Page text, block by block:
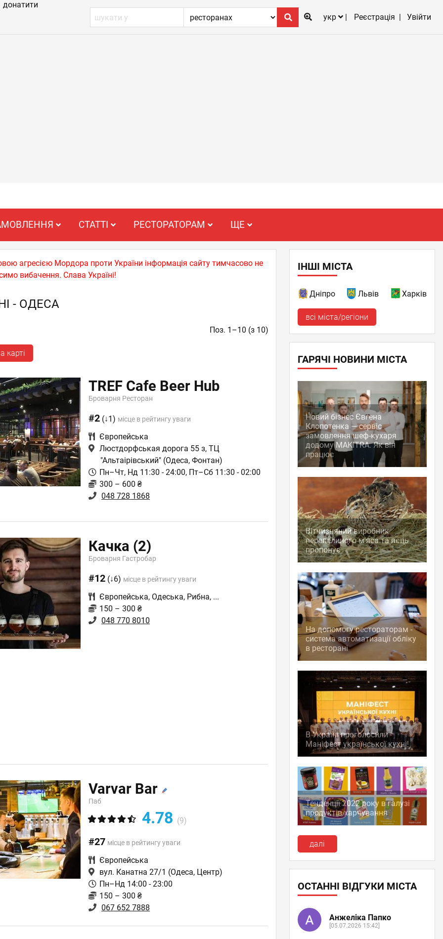
донатити
укр
Реєстрація Увійти
СТАТТІ РЕСТОРАТОРАМ ЩЕ
агресією Мордора проти України інформація сайту тимчасово не
вибачення. Слава Україні!
- ОДЕСА
Поз. 1–10 (з 10)
карті
TREF Cafe Beer Hub
Броварня Ресторан
#2 (↓1) місце в рейтингу уваги
Європейська
Люстдорфськая дорога 55 з, ТЦ
"Альтаірівський" (Одеса, Фонтан)
Пн–Чт, Нд 11:30 - 24:00, Пт–Сб 11:30 - 02:00
300 – 600 ₴
048 728 1868
Качка (2)
Броварня Гастробар
#12 (↓6) місце в рейтингу уваги
Європейська, Одеська, Рибна, ...
150 – 300 ₴
048 770 8010
Varvar Bar
Паб
4.78 (9)
#27 місце в рейтингу уваги
Європейська
вул. Канатна 27/1 (Одеса, Центр)
Пн–Нд 14:00 - 23:00
150 – 300 ₴
067 652 7888
ІНШІ МІСТА
Дніпро Львів Харків
всі міста/регіони
ГАРЯЧІ НОВИНИ МІСТА
Новий бізнес Євгена
Клопотенка — сервіс
замовлення шеф-кухаря
додому MAKITRA. Як він
працює
Вітчизняний виробник
перепелиного м'яса та яєць
пропонує
На допомогу рестораторам -
система автоматизації обліку
в ресторані
В Україні проголосили
Маніфест української кухні!
Тенденції 2022 року в галузі
продуктів харчування
далі
ОСТАННІ ВІДГУКИ МІСТА
Анжеліка Папко
[05.07.2026 15:42]